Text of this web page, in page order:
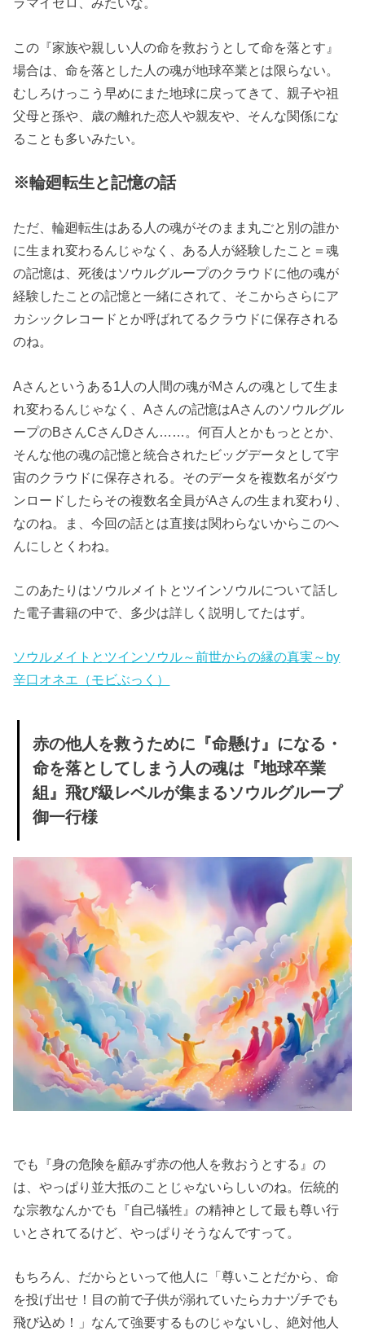
この『家族や親しい人の命を救おうとして命を落とす』
場合は、命を落とした人の魂が地球卒業とは限らない。
むしろけっこう早めにまた地球に戻ってきて、親子や祖
父母と孫や、歳の離れた恋人や親友や、そんな関係にな
ることも多いみたい。
※輪廻転生と記憶の話
ただ、輪廻転生はある人の魂がそのまま丸ごと別の誰か
に生まれ変わるんじゃなく、ある人が経験したこと＝魂
の記憶は、死後はソウルグループのクラウドに他の魂が
経験したことの記憶と一緒にされて、そこからさらにア
カシックレコードとか呼ばれてるクラウドに保存される
のね。
Aさんというある1人の人間の魂がMさんの魂として生ま
れ変わるんじゃなく、Aさんの記憶はAさんのソウルグル
ープのBさんCさんDさん……。何百人とかもっととか、
そんな他の魂の記憶と統合されたビッグデータとして宇
宙のクラウドに保存される。そのデータを複数名がダウ
ンロードしたらその複数名全員がAさんの生まれ変わり、
なのね。ま、今回の話とは直接は関わらないからこのへ
んにしとくわね。
このあたりはソウルメイトとツインソウルについて話し
た電子書籍の中で、多少は詳しく説明してたはず。
ソウルメイトとツインソウル～前世からの縁の真実～by
辛口オネエ（モビぶっく）
赤の他人を救うために『命懸け』になる・
命を落としてしまう人の魂は『地球卒業
組』飛び級レベルが集まるソウルグループ
御一行様
でも『身の危険を顧みず赤の他人を救おうとする』の
は、やっぱり並大抵のことじゃないらしいのね。伝統的
な宗教なんかでも『自己犠牲』の精神として最も尊い行
いとされてるけど、やっぱりそうなんですって。
もちろん、だからといって他人に「尊いことだから、命
を投げ出せ！目の前で子供が溺れていたらカナヅチでも
飛び込め！」なんて強要するものじゃないし、絶対他人